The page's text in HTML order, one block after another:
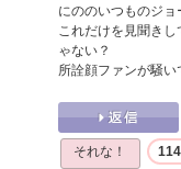
にののいつものジ
これだけを見聞き
ゃない？
所詮顔ファンが騒い
それな！ 114